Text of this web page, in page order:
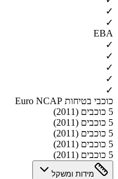
✓
✓
EBA
✓
✓
✓
✓
✓
כוכבי בטיחות Euro NCAP
5 כוכבים (2011)
5 כוכבים (2011)
5 כוכבים (2011)
5 כוכבים (2011)
5 כוכבים (2011)
מידות ומשקל